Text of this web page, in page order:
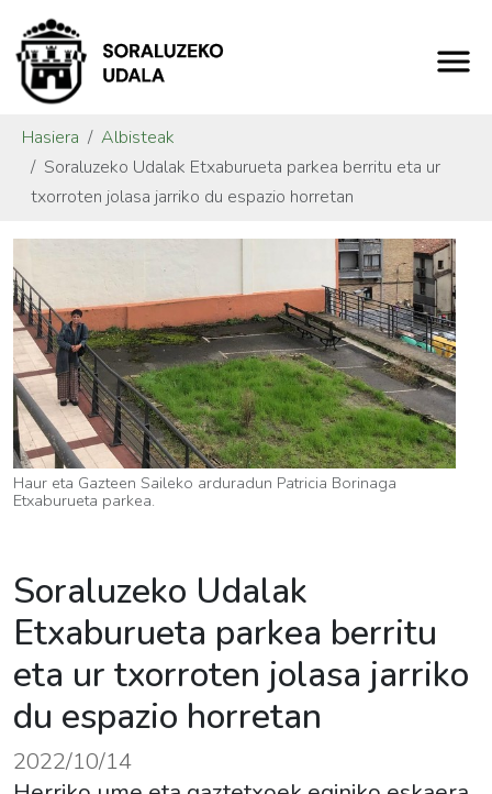
Hasiera
Albisteak
Soraluzeko Udalak Etxaburueta parkea berritu eta ur
txorroten jolasa jarriko du espazio horretan
Haur eta Gazteen Saileko arduradun Patricia Borinaga
Etxaburueta parkea.
Soraluzeko Udalak
Etxaburueta parkea berritu
eta ur txorroten jolasa jarriko
du espazio horretan
2022/10/14